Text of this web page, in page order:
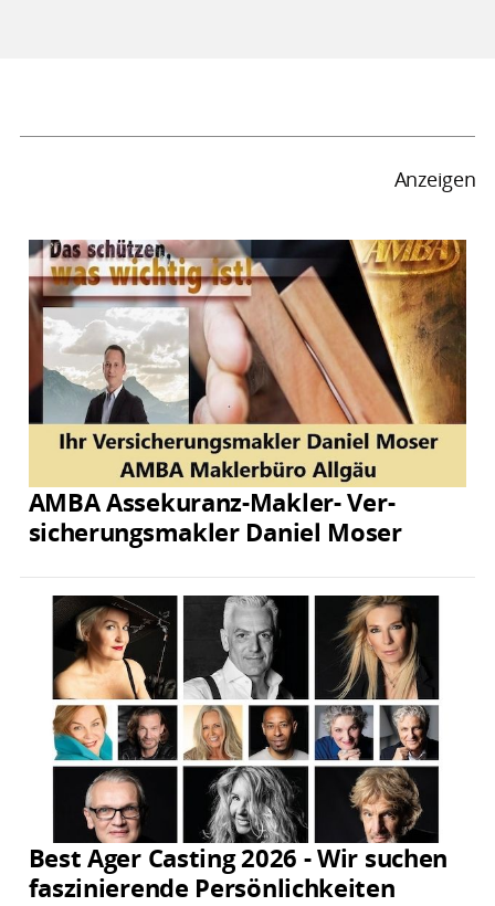
Anzeigen
AMBA Assekuranz-Makler- Ver­
sicherungs­makler Daniel Moser
Best Ager Casting 2026 - Wir suchen
faszinierende Persönlichkeiten